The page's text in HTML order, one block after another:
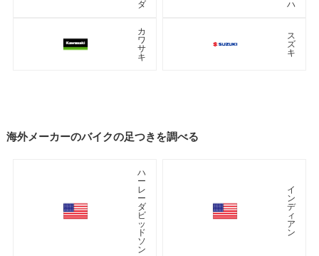
ダ
ハ
カ
ワ
サ
キ
ス
ズ
キ
海外メーカーのバイクの足つきを調べる
ハ
ー
レ
ー
ダ
ビ
ッ
ド
ソ
ン
イ
ン
デ
ィ
ア
ン